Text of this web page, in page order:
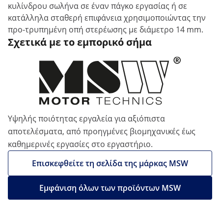
κυλίνδρου σωλήνα σε έναν πάγκο εργασίας ή σε
κατάλληλα σταθερή επιφάνεια χρησιμοποιώντας την
προ-τρυπημένη οπή στερέωσης με διάμετρο 14 mm.
Σχετικά με το εμπορικό σήμα
Υψηλής ποιότητας εργαλεία για αξιόπιστα
αποτελέσματα, από προηγμένες βιομηχανικές έως
καθημερινές εργασίες στο εργαστήριο.
Επισκεφθείτε τη σελίδα της μάρκας MSW
Εμφάνιση όλων των προϊόντων MSW